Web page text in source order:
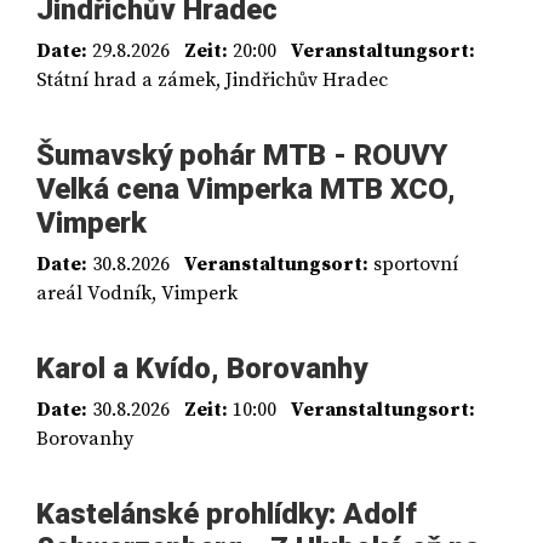
Jindřichův Hradec
Date: 29.8.2026 Zeit: 20:00 Veranstaltungsort:
Státní hrad a zámek, Jindřichův Hradec
Šumavský pohár MTB - ROUVY
Velká cena Vimperka MTB XCO,
Vimperk
Date: 30.8.2026 Veranstaltungsort: sportovní
areál Vodník, Vimperk
Karol a Kvído, Borovanhy
Date: 30.8.2026 Zeit: 10:00 Veranstaltungsort:
Borovanhy
Kastelánské prohlídky: Adolf